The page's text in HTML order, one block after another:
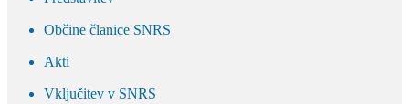
Občine članice SNRS
Akti
Vključitev v SNRS